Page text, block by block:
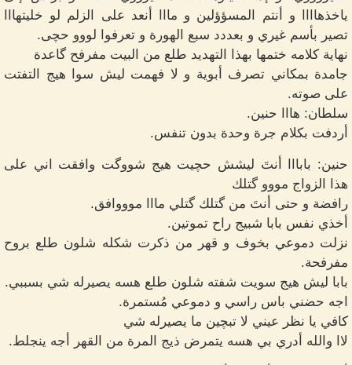
ياخذهاااا و أنتم المسؤؤلين و مااا أنعد على الزلم لو خليتهااا
تصير بأسم غيري و بعددد سبع الهورة و تعرفوا لووو حچى.
نهاية كلامه ختمها بهذا التهديد طلع من البيت مفرفح گاعدة
جامدة بمكاني تصرف أبوية و لا فهمت ليش سوا هيج التفتت
على صوته.
سلطان: هااا حنين.
أردفت بكلام جرة وحدة بدون تنفس.
حنين: بابااا أنتَ ليشش حچيت هيج شووگت وافقت اني على
هذا الزواج مووو گتلك
رافضة و حتى أنتَ من گتلك گتلي مااا موووافق.
أخذي نفس بابا شبيج راح تموتين.
نزلت دموعي بخوف و قهر من ذكرت شكله شلون طلع بروح
مفرفحة.
بابا ليش هيج سويت شفته شلون طلع هسه يصيرله شي بسببي.
اجه حضني باس راسي و دموعي مُستمرة.
كافي يا نظر عيني لا تبچين ما يصيرله شي
لاا والله أدري بي هسه يتمرض ذيج المرة من القهر أجه ينجلط.